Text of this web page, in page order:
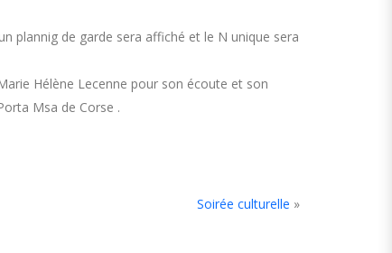
plannig de garde sera affiché et le N unique sera
Hélène Lecenne pour son écoute et son
Msa de Corse .
Soirée culturelle »